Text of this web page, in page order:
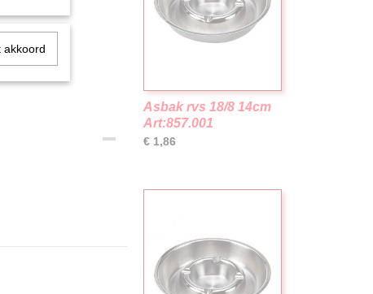
Asbak rvs 18/8 14cm
Art:857.001
€ 1,86
akkoord